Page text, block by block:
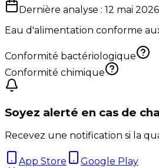
Dernière analyse : 12 mai 2026
Eau d'alimentation conforme
Conformité bactériologique
Conformité chimique
Soyez alerté en cas de
Recevez une notification si la
App Store
Google Play